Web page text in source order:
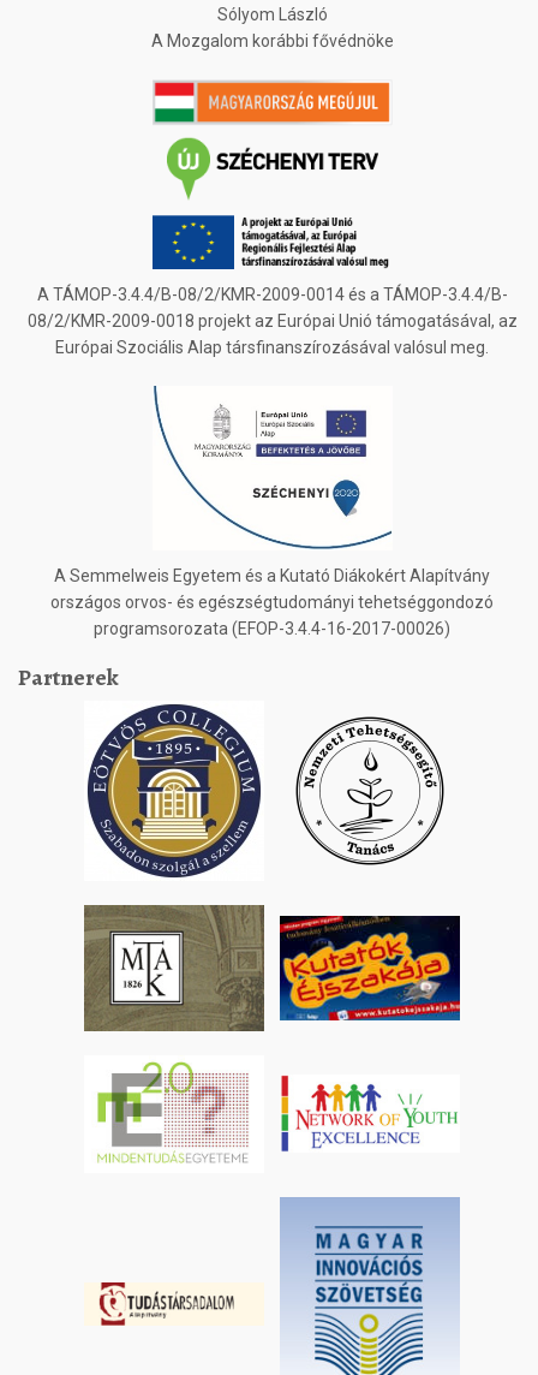
Sólyom László
A Mozgalom korábbi fővédnöke
A TÁMOP-3.4.4/B-08/2/KMR-2009-0014 és a TÁMOP-3.4.4/B-
08/2/KMR-2009-0018 projekt az Európai Unió támogatásával, az
Európai Szociális Alap társfinanszírozásával valósul meg.
A Semmelweis Egyetem és a Kutató Diákokért Alapítvány
országos orvos- és egészségtudományi tehetséggondozó
programsorozata (EFOP-3.4.4-16-2017-00026)
Partnerek